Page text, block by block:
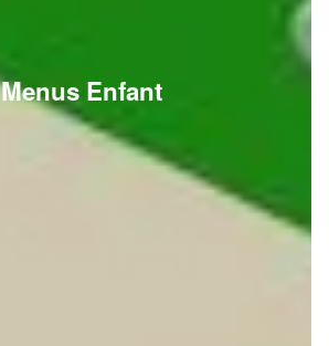
Menus Enfant